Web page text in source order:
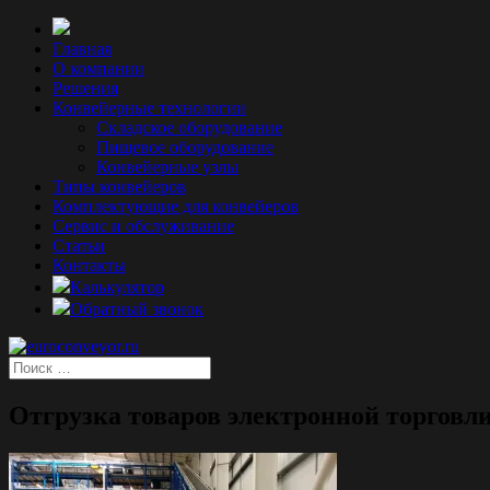
Главная
О компании
Решения
Конвейерные технологии
Складское оборудование
Пищевое оборудование
Конвейерные узлы
Типы конвейеров
Комплектующие для конвейеров
Сервис и обслуживание
Статьи
Контакты
Калькулятор
Обратный звонок
Отгрузка товаров электронной